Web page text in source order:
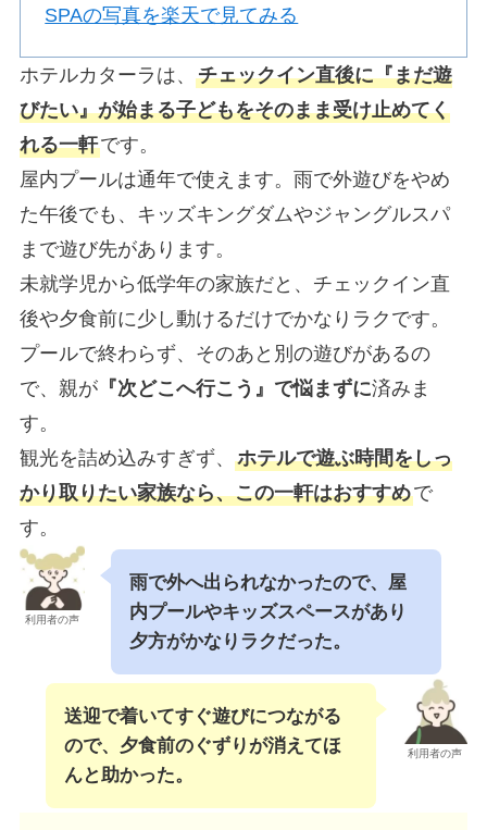
SPAの写真を楽天で見てみる
ホテルカターラは、 チェックイン直後に『まだ遊
びたい』が始まる子どもをそのまま受け止めてく
れる一軒です。
屋内プールは通年で使えます。雨で外遊びをやめ
た午後でも、キッズキングダムやジャングルスパ
まで遊び先があります。
未就学児から低学年の家族だと、チェックイン直
後や夕食前に少し動けるだけでかなりラクです。
プールで終わらず、そのあと別の遊びがあるの
で、親が『次どこへ行こう』で悩まずに済みま
す。
観光を詰め込みすぎず、 ホテルで遊ぶ時間をしっ
かり取りたい家族なら、この一軒はおすすめで
す。
利用者の声
雨で外へ出られなかったので、屋
内プールやキッズスペースがあり
夕方がかなりラクだった。
利用者の声
送迎で着いてすぐ遊びにつながる
ので、夕食前のぐずりが消えてほ
んと助かった。